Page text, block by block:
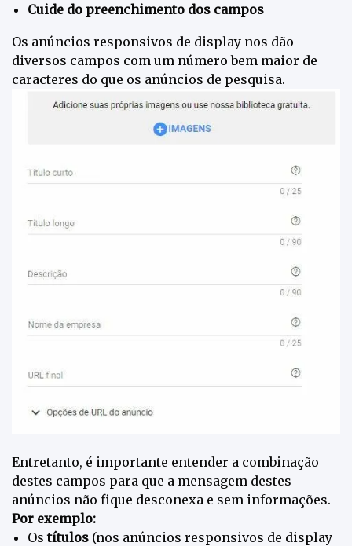
Cuide do preenchimento dos campos
Os anúncios responsivos de display nos dão
diversos campos com um número bem maior de
caracteres do que os anúncios de pesquisa.
Entretanto, é importante entender a combinação
destes campos para que a mensagem destes
anúncios não fique desconexa e sem informações.
Por exemplo:
Ostítulos (nos anúncios responsivos de display